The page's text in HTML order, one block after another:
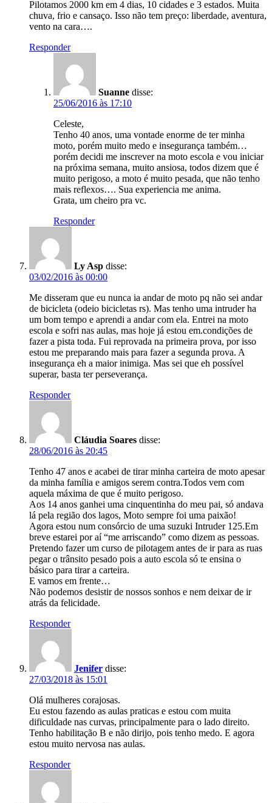
Pilotamos 2000 km em 4 dias, 10 cidades e 3 estados. Muita
chuva, frio e cansaço. Isso não tem preço: liberdade, aventura,
vento na cara….
Responder
Suanne disse:
25/06/2016 às 17:10
Celeste,
Tenho 40 anos, uma vontade enorme de ter minha
moto, porém muito medo e insegurança também…
porém decidi me inscrever na moto escola e vou iniciar
na próxima semana, muito ansiosa, todos dizem que é
muito perigoso, a moto é muito pesada, que não tenho
mais reflexos…. Sua experiencia me anima.
Grata, um cheiro pra vc.
Responder
Ly Asp disse:
03/02/2016 às 00:00
Me disseram que eu nunca ia andar de moto pq não sei andar
de bicicleta (odeio bicicletas rs). Mas tenho uma intruder ha
um bom tempo e aprendi a andar com ela. Entrei na moto
escola e sofri nas aulas, mas hoje já estou em.condições de
fazer a pista toda. Fui reprovada na primeira prova, por isso
estou me preparando mais para fazer a segunda prova. A
insegurança eh a maior inimiga. Mas sei que eh possível
superar, basta ter perseverança.
Responder
Cláudia Soares disse:
28/06/2016 às 20:45
Tenho 47 anos e acabei de tirar minha carteira de moto apesar
da minha família e amigos serem contra.Todos vem com
aquela máxima de que é muito perigoso.
Aos 14 anos ganhei uma cinquentinha do meu pai, só andava
lá pela região dos lagos, Moto sempre foi uma paixão!
Agora estou num consórcio de uma suzuki Intruder 125.Em
breve estarei por aí “me arriscando” como dizem as pessoas.
Pretendo fazer um curso de pilotagem antes de ir para as ruas
pegar o trânsito pesado pois a auto escola só te ensina o
básico para tirar a carteira.
E vamos em frente…
Não podemos desistir de nossos sonhos e nem deixar de ir
atrás da felicidade.
Responder
Jenifer disse:
27/03/2018 às 15:01
Olá mulheres corajosas.
Eu estou fazendo as aulas praticas e estou com muita
dificuldade nas curvas, principalmente para o lado direito.
Tenho habilitação B e não dirijo, pois tenho medo. E agora
estou muito nervosa nas aulas.
Responder